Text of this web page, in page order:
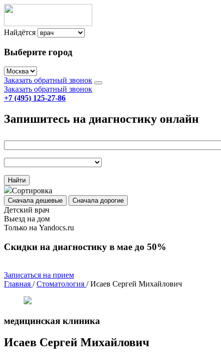
Найдётся
Выберите город
Заказать обратный звонок
Заказать обратный звонок
+7 (495) 125-27-86
Запишитесь на диагностику онлайн
Найти
Сортировка
Сначала дешевые Сначала дорогие
Детский врач
Выезд на дом
Только на Yandocs.ru
Скидки на диагностику в мае до 50%
Записаться на прием
Главная / Стоматология / Исаев Сергей Михайлович
медицинская клиника
Исаев Сергей Михайлович